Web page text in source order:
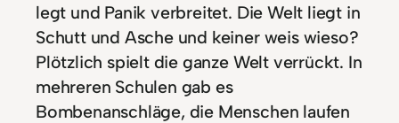
legt und Panik verbreitet. Die Welt liegt in
Schutt und Asche und keiner weis wieso?
Plötzlich spielt die ganze Welt verrückt. In
mehreren Schulen gab es
Bombenanschläge, die Menschen laufen